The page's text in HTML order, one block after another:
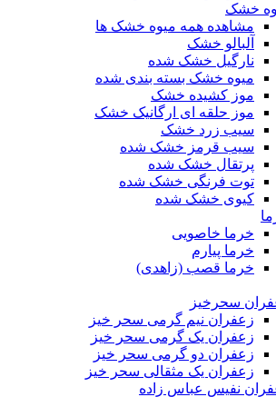
خشک
مشاهده همه میوه خشک ها
آلبالو خشک
نارگیل خشک شده
میوه خشک بسته بندی شده
موز کشیده خشک
موز حلقه ای ارگانیک خشک
سیب زرد خشک
سیب قرمز خشک شده
پرتقال خشک شده
توت فرنگی خشک شده
کیوی خشک شده
خرما خاصویی
خرما پیارم
خرما قصب (زاهدی)
سحرخیز
زعفران نیم گرمی سحر خیز
زعفران یک گرمی سحر خیز
زعفران دو گرمی سحر خیز
زعفران یک مثقالی سحر خیز
نفیس عباس زاده